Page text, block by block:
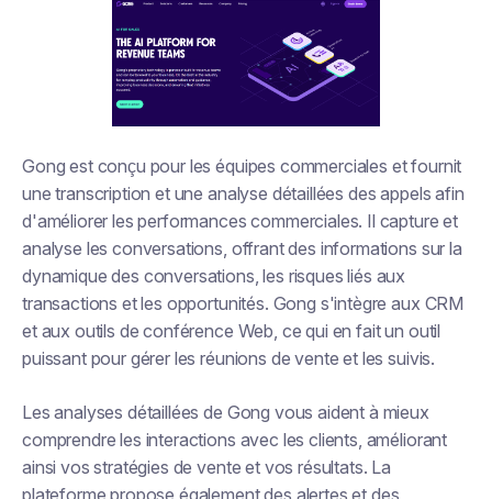
Gong est conçu pour les équipes commerciales et fournit
une transcription et une analyse détaillées des appels afin
d'améliorer les performances commerciales. Il capture et
analyse les conversations, offrant des informations sur la
dynamique des conversations, les risques liés aux
transactions et les opportunités. Gong s'intègre aux CRM
et aux outils de conférence Web, ce qui en fait un outil
puissant pour gérer les réunions de vente et les suivis.
Les analyses détaillées de Gong vous aident à mieux
comprendre les interactions avec les clients, améliorant
ainsi vos stratégies de vente et vos résultats. La
plateforme propose également des alertes et des